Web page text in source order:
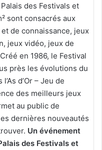
des Festivals et
sont consacrés aux
de connaissance, jeux
jeux vidéo, jeux de
en 1986, le Festival
près les évolutions du
d’Or – Jeu de
des meilleurs jeux
au public de
dernières nouveautés
Un événement
des Festivals et